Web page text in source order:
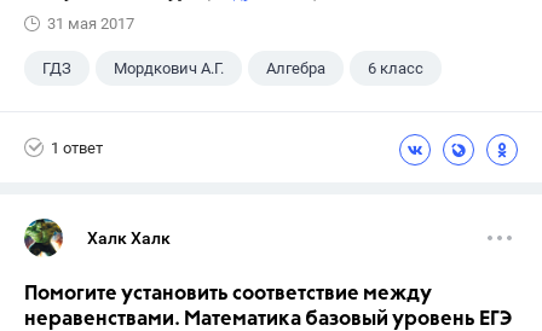
31 мая 2017
ГДЗ Мордкович А.Г. Алгебра 6 класс
1 ответ
Халк Халк
Помогите установить соответствие между
неравенствами. Математика базовый уровень ЕГЭ